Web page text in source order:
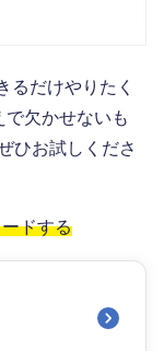
るだけやりたく
欠かせないも
ひお試しくださ
ドする